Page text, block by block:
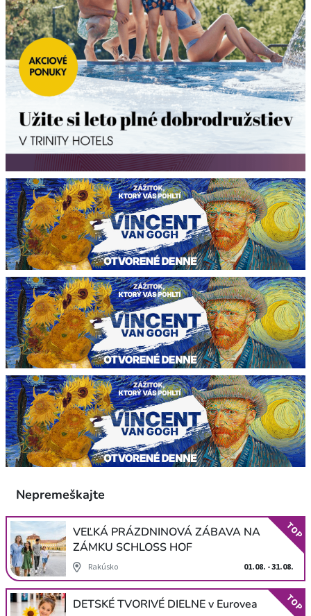
Nepremeškajte
VEĽKÁ PRÁZDNINOVÁ ZÁBAVA NA
ZÁMKU SCHLOSS HOF
Rakúsko 01.08. - 31.08.
TOP
DETSKÉ TVORIVÉ DIELNE v Eurovea TOP